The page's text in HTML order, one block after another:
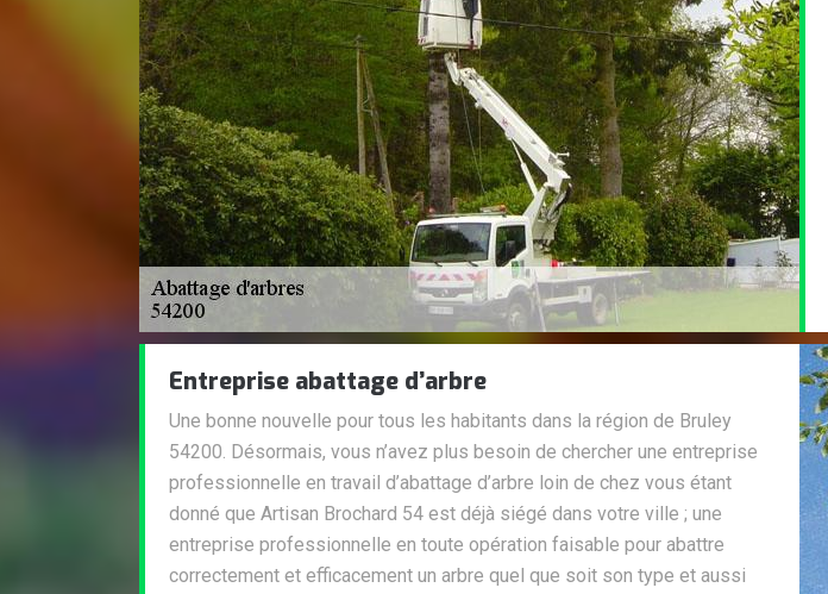
Entreprise abattage d’arbre
Une bonne nouvelle pour tous les habitants dans la région de Bruley
54200. Désormais, vous n’avez plus besoin de chercher une entreprise
professionnelle en travail d’abattage d’arbre loin de chez vous étant
donné que Artisan Brochard 54 est déjà siégé dans votre ville ; une
entreprise professionnelle en toute opération faisable pour abattre
correctement et efficacement un arbre quel que soit son type et aussi